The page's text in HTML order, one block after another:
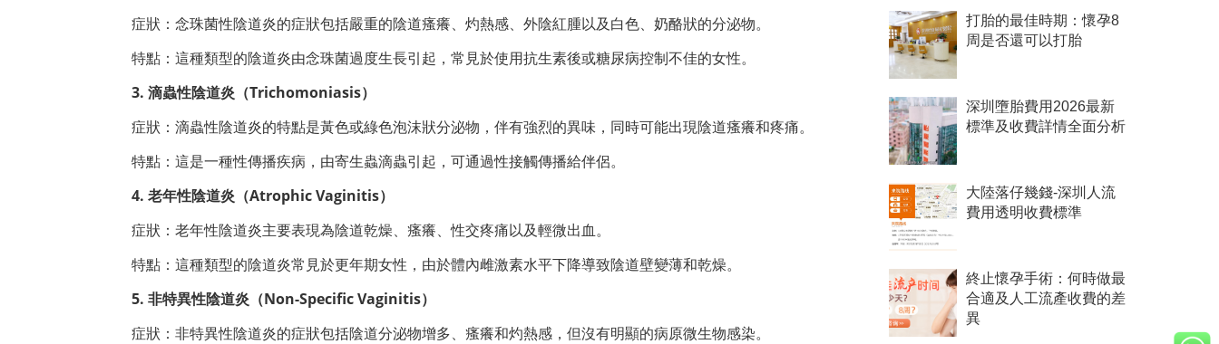
症狀：念珠菌性陰道炎的症狀包括嚴重的陰道瘙癢、灼熱感、外陰紅腫以及白色、奶酪狀的分泌物。
特點：這種類型的陰道炎由念珠菌過度生長引起，常見於使用抗生素後或糖尿病控制不佳的女性。
3. 滴蟲性陰道炎（Trichomoniasis）
症狀：滴蟲性陰道炎的特點是黃色或綠色泡沫狀分泌物，伴有強烈的異味，同時可能出現陰道瘙癢和疼痛。
特點：這是一種性傳播疾病，由寄生蟲滴蟲引起，可通過性接觸傳播給伴侶。
4. 老年性陰道炎（Atrophic Vaginitis）
症狀：老年性陰道炎主要表現為陰道乾燥、瘙癢、性交疼痛以及輕微出血。
特點：這種類型的陰道炎常見於更年期女性，由於體內雌激素水平下降導致陰道壁變薄和乾燥。
5. 非特異性陰道炎（Non-Specific Vaginitis）
症狀：非特異性陰道炎的症狀包括陰道分泌物增多、瘙癢和灼熱感，但沒有明顯的病原微生物感染。
打胎的最佳時期：懷孕8
周是否還可以打胎
深圳墮胎費用2026最新
標準及收費詳情全面分析
大陸落仔幾錢-深圳人流
費用透明收費標準
終止懷孕手術：何時做最
合適及人工流產收費的差
異